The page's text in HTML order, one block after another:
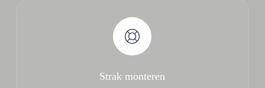
Strak monteren